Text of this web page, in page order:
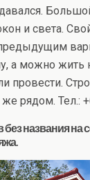
и света.
предыдущим
а можно жить
провести.
же рядом. Тел.:
названия на